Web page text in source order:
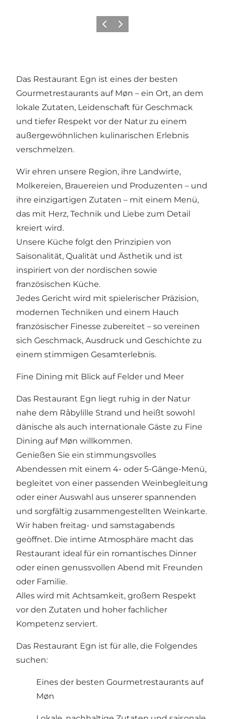
ZurückWeiter
Das Restaurant Egn ist eines der besten
Gourmetrestaurants auf Møn – ein Ort, an dem
lokale Zutaten, Leidenschaft für Geschmack
und tiefer Respekt vor der Natur zu einem
außergewöhnlichen kulinarischen Erlebnis
verschmelzen.
Wir ehren unsere Region, ihre Landwirte,
Molkereien, Brauereien und Produzenten – und
ihre einzigartigen Zutaten – mit einem Menü,
das mit Herz, Technik und Liebe zum Detail
kreiert wird.
Unsere Küche folgt den Prinzipien von
Saisonalität, Qualität und Ästhetik und ist
inspiriert von der nordischen sowie
französischen Küche.
Jedes Gericht wird mit spielerischer Präzision,
modernen Techniken und einem Hauch
französischer Finesse zubereitet – so vereinen
sich Geschmack, Ausdruck und Geschichte zu
einem stimmigen Gesamterlebnis.
Fine Dining mit Blick auf Felder und Meer
Das Restaurant Egn liegt ruhig in der Natur
nahe dem Råbylille Strand und heißt sowohl
dänische als auch internationale Gäste zu Fine
Dining auf Møn willkommen.
Genießen Sie ein stimmungsvolles
Abendessen mit einem 4- oder 5-Gänge-Menü,
begleitet von einer passenden Weinbegleitung
oder einer Auswahl aus unserer spannenden
und sorgfältig zusammengestellten Weinkarte.
Wir haben freitag- und samstagabends
geöffnet. Die intime Atmosphäre macht das
Restaurant ideal für ein romantisches Dinner
oder einen genussvollen Abend mit Freunden
oder Familie.
Alles wird mit Achtsamkeit, großem Respekt
vor den Zutaten und hoher fachlicher
Kompetenz serviert.
Das Restaurant Egn ist für alle, die Folgendes
suchen:
Eines der besten Gourmetrestaurants auf
Møn